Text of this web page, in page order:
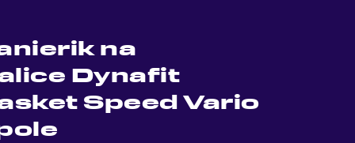
na
Dynafit
Speed Vario